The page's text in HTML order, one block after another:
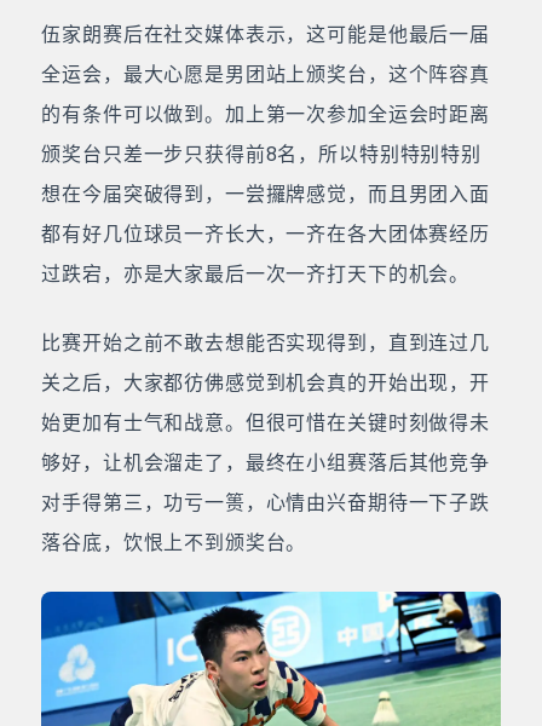
伍家朗赛后在社交媒体表示，这可能是他最后一届
全运会，最大心愿是男团站上颁奖台，这个阵容真
的有条件可以做到。加上第一次参加全运会时距离
颁奖台只差一步只获得前8名，所以特别特别特别
想在今届突破得到，一尝攞牌感觉，而且男团入面
都有好几位球员一齐长大，一齐在各大团体赛经历
过跌宕，亦是大家最后一次一齐打天下的机会。
比赛开始之前不敢去想能否实现得到，直到连过几
关之后，大家都彷佛感觉到机会真的开始出现，开
始更加有士气和战意。但很可惜在关键时刻做得未
够好，让机会溜走了，最终在小组赛落后其他竞争
对手得第三，功亏一篑，心情由兴奋期待一下子跌
落谷底，饮恨上不到颁奖台。